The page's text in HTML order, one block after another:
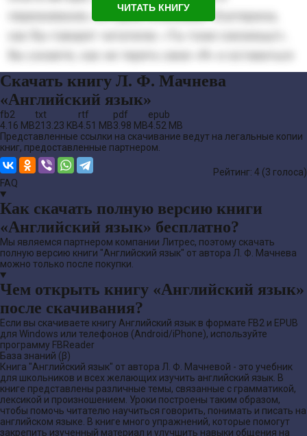
ЧИТАТЬ КНИГУ
Скачать книгу Л. Ф. Мачнева
«Английский язык»
fb2
4.16 MB
txt
213.23 KB
rtf
4.51 MB
pdf
3.98 MB
epub
4.52 MB
Представленные ссылки на скачивание ведут на легальные копии
книг, предоставленные партнером.
Рейтинг: 4 (3 голоса)
FAQ
Как скачать полную версию книги
«Английский язык» бесплатно?
Мы являемся партнером компании Литрес, поэтому скачать
полную версию книги "Английский язык" от автора Л. Ф. Мачнева
можно только после покупки.
Чем открыть книгу «Английский язык»
после скачивания?
Если вы скачиваете книгу Английский язык в формате FB2 и EPUB
для Windows или телефонов (Android/iPhone), используйте
программу FBReader
База знаний (β)
Книга "Английский язык" от автора Л. Ф. Мачневой - это учебник
для школьников и всех желающих изучить английский язык. В
книге представлены различные темы, связанные с грамматикой,
лексикой и произношением. Уроки построены таким образом,
чтобы помочь читателю научиться говорить, понимать и писать на
английском языке. В книге много упражнений, которые помогут
закрепить изученный материал и улучшить навыки общения на